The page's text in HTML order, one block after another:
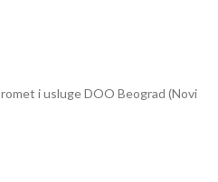
i usluge DOO Beograd (Novi